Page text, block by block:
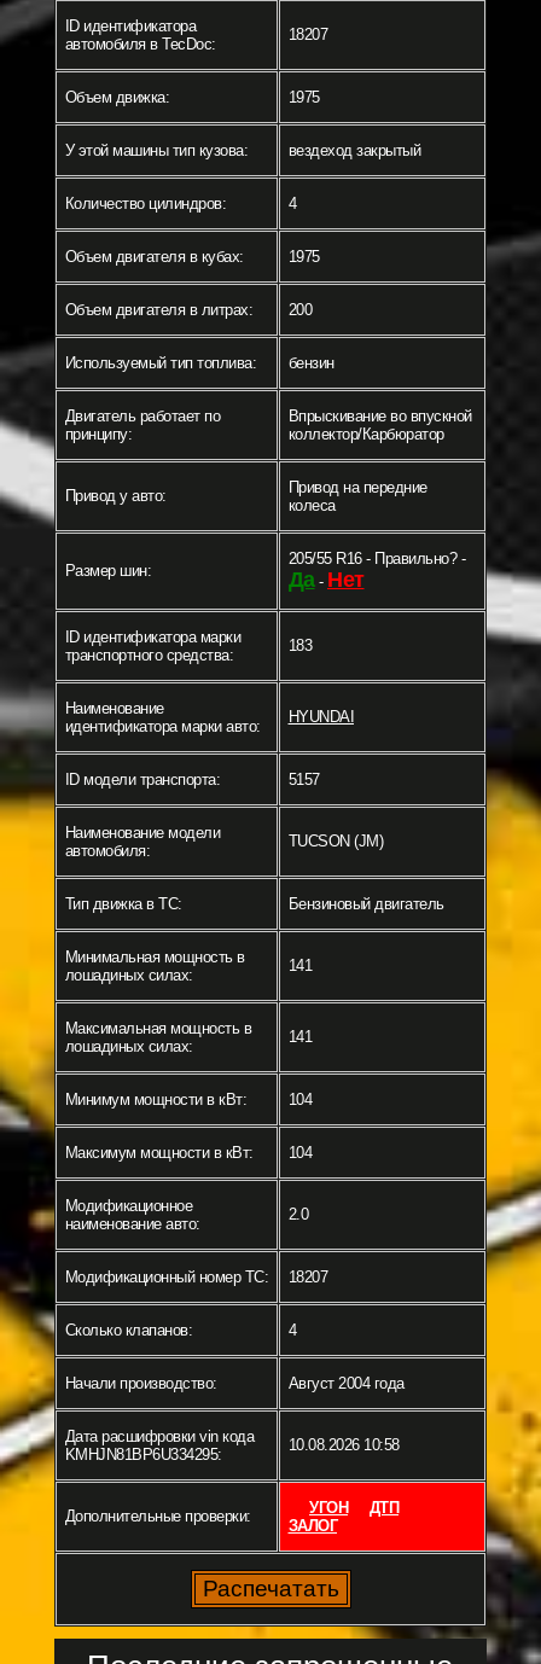
ID идентификатора
автомобиля в TecDoc:
18207
Объем движка: 1975
У этой машины тип кузова: вездеход закрытый
Количество цилиндров: 4
Объем двигателя в кубах: 1975
Объем двигателя в литрах: 200
Используемый тип топлива: бензин
Двигатель работает по
принципу:
Впрыскивание во впускной
коллектор/Карбюратор
Привод у авто:
Привод на передние
колеса
Размер шин:
205/55 R16 - Правильно? -
Да- Нет
ID идентификатора марки
транспортного средства:
183
Наименование
идентификатора марки авто:
HYUNDAI
ID модели транспорта: 5157
Наименование модели
автомобиля:
TUCSON (JM)
Тип движка в ТС: Бензиновый двигатель
Минимальная мощность в
лошадиных силах:
141
Максимальная мощность в
лошадиных силах:
141
Минимум мощности в кВт: 104
Максимум мощности в кВт: 104
Модификационное
наименование авто:
2.0
Модификационный номер ТС: 18207
Сколько клапанов: 4
Начали производство: Август 2004 года
Дата расшифровки vin кода
KMHJN81BP6U334295:
10.08.2026 10:58
Дополнительные проверки: УГОН
ДТП
ЗАЛОГ